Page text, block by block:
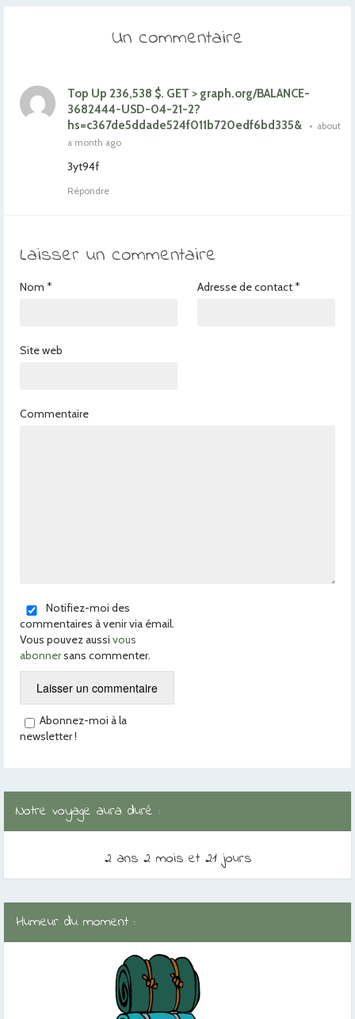
Un commentaire
Top Up 236,538 $. GET > graph.org/BALANCE-
3682444-USD-04-21-2?
hs=c367de5ddade524f011b720edf6bd335&
• about
a month ago
3yt94f
Répondre
Laisser un commentaire
Nom * Adresse de contact*
Site web
Commentaire
Notifiez-moi des
commentaires à venir via émail.
Vous pouvez aussi vous
abonnersans commenter.
Abonnez-moi à la
newsletter !
Notre voyage aura duré :
2 ans 2 mois et 21 jours
Humeur du moment :